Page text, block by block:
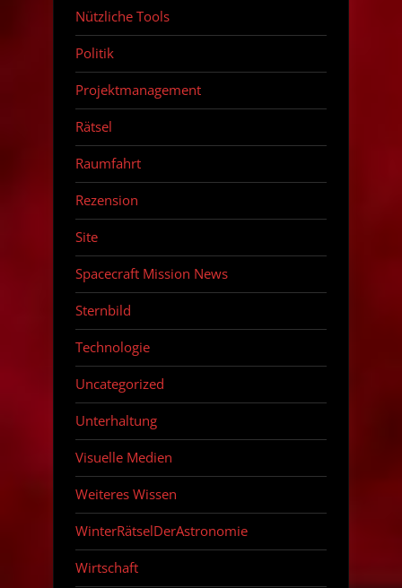
Nützliche Tools
Politik
Projektmanagement
Rätsel
Raumfahrt
Rezension
Site
Spacecraft Mission News
Sternbild
Technologie
Uncategorized
Unterhaltung
Visuelle Medien
Weiteres Wissen
WinterRätselDerAstronomie
Wirtschaft